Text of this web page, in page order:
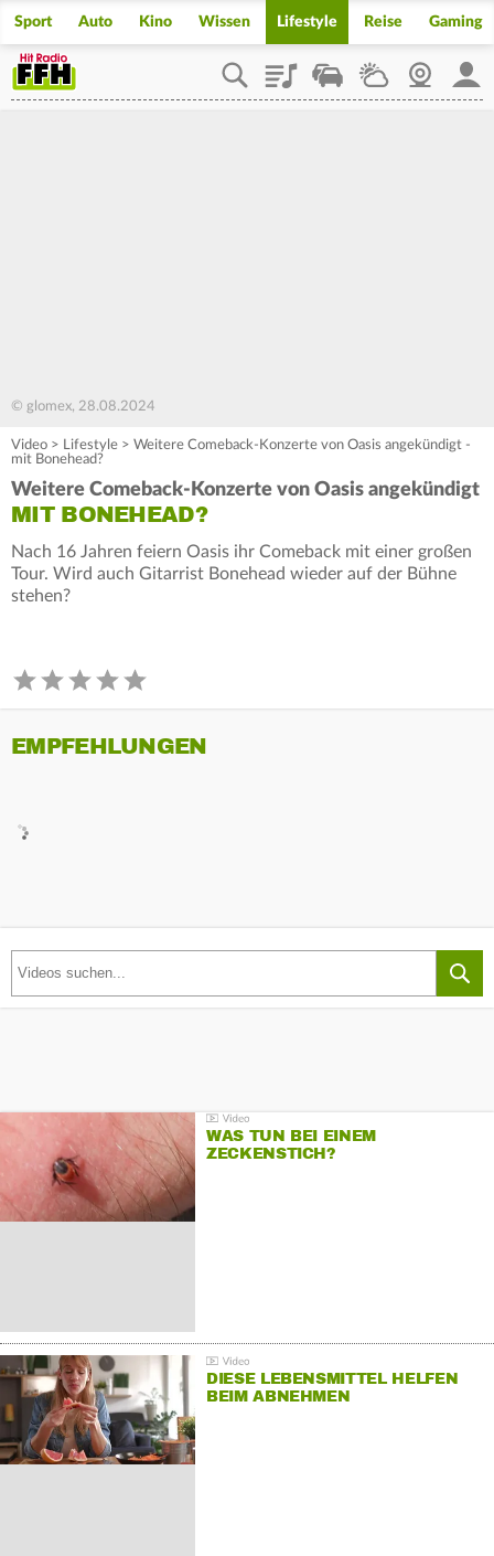
Sport Auto Kino Wissen Lifestyle Reise Gaming
PlaylistStaupilotWetterWebcam
© glomex, 28.08.2024
Video > Lifestyle > Weitere Comeback-Konzerte von Oasis angekündigt -
mit Bonehead?
Weitere Comeback-Konzerte von Oasis angekündigt
MIT BONEHEAD?
Nach 16 Jahren feiern Oasis ihr Comeback mit einer großen
Tour. Wird auch Gitarrist Bonehead wieder auf der Bühne
stehen?
EMPFEHLUNGEN
WAS TUN BEI EINEM
ZECKENSTICH?
DIESE LEBENSMITTEL HELFEN
BEIM ABNEHMEN